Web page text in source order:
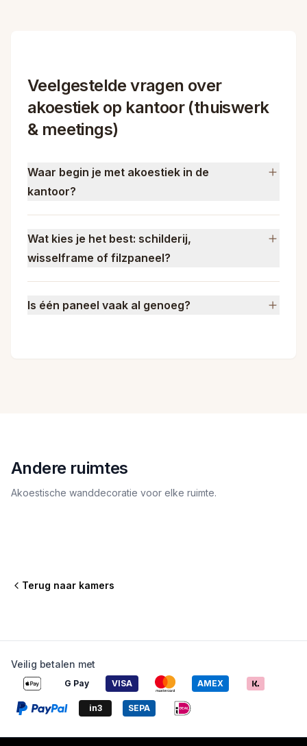
Veelgestelde vragen over
akoestiek op kantoor (thuiswerk
& meetings)
Waar begin je met akoestiek in de
kantoor?
Wat kies je het best: schilderij,
wisselframe of filzpaneel?
Is één paneel vaak al genoeg?
Andere ruimtes
Akoestische wanddecoratie voor elke ruimte.
Terug naar kamers
Veilig betalen met
G Pay VISA AMEX
in3 SEPA